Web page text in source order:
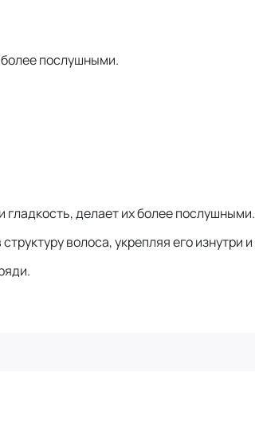
более послушными.
делает их более послушными.
волоса, укрепляя его